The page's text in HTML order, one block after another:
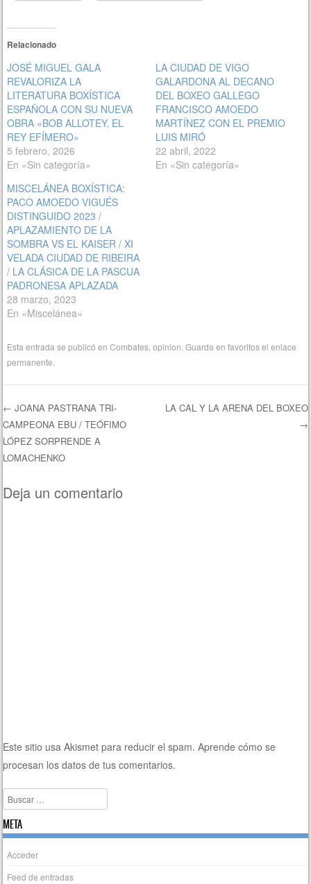
Relacionado
JOSÉ MIGUEL GALA
REVALORIZA LA
LITERATURA BOXÍSTICA
ESPAÑOLA CON SU NUEVA
OBRA «BOB ALLOTEY, EL
REY EFÍMERO»
5 febrero, 2026
En «Sin categoría»
LA CIUDAD DE VIGO
GALARDONA AL DECANO
DEL BOXEO GALLEGO
FRANCISCO AMOEDO
MARTÍNEZ CON EL PREMIO
LUIS MIRÓ
22 abril, 2022
En «Sin categoría»
MISCELÁNEA BOXÍSTICA:
PACO AMOEDO VIGUÉS
DISTINGUIDO 2023 /
APLAZAMIENTO DE LA
SOMBRA VS EL KAISER / XI
VELADA CIUDAD DE RIBEIRA
/ LA CLÁSICA DE LA PASCUA
PADRONESA APLAZADA
28 marzo, 2023
En «Miscelánea»
Esta entrada se publicó enCombates ,opinion . Guarda en favoritos elenlace
permanente
Navegación de entradas
← JOANA PASTRANA TRI-
CAMPEONA EBU / TEÓFIMO
LÓPEZ SORPRENDE A
LOMACHENKO
LA CAL Y LA ARENA DEL BOXEO
→
Deja un comentario
Este sitio usa Akismet para reducir el spam.Aprende cómo se
procesan los datos de tus comentarios.
Buscar
META
Acceder
Feed de entradas